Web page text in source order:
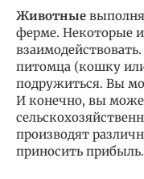
Животные
ферме. Некоторые
питомца (кошку
подружиться. Вы
И конечно, вы
производят
приносить прибыль.